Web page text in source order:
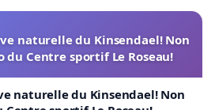
naturelle du Kinsendael! Non
Centre sportif Le Roseau!
naturelle du Kinsendael! Non